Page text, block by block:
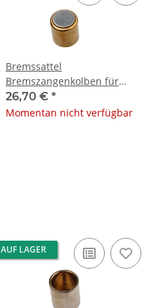
Bremssattel
Bremszangenkolben für
Honda CBR 1000 GL 1500
XRV 650 XL 600 NX 650
26,70 € *
Momentan nicht verfügbar
AUF LAGER